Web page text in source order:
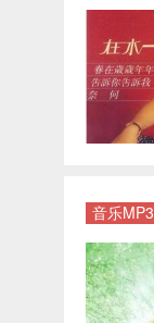
音乐MP3